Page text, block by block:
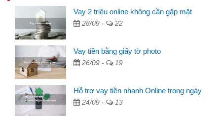
Vay 2 triệu online không cần gặp mặt
28/09 - 22
Vay tiền bằng giấy tờ photo
26/09 - 19
Hỗ trợ vay tiền nhanh Online trong ngày
24/09 - 13